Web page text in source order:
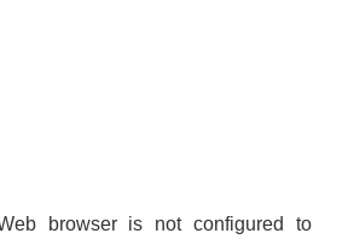
browser is not configured to